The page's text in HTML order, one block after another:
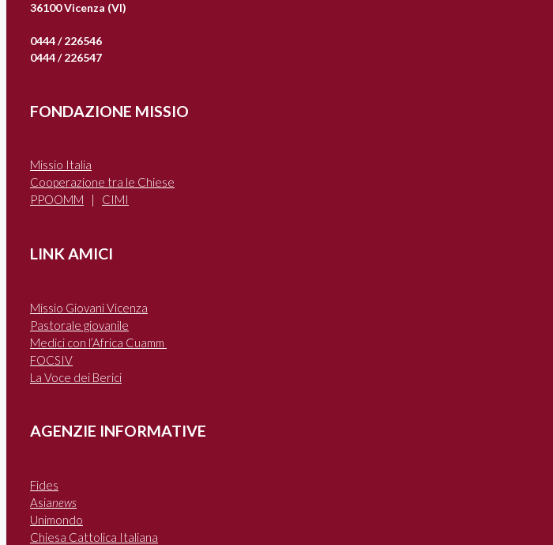
36100 Vicenza (VI)
0444 / 226546
0444 / 226547
FONDAZIONE MISSIO
Missio Italia
Cooperazione tra le Chiese
PPOOMM
CIMI
LINK AMICI
Missio Giovani Vicenza
Pastorale giovanile
Medici con l’Africa Cuamm
FOCSIV
La Voce dei Berici
AGENZIE INFORMATIVE
Fides
Asianews
Unimondo
Chiesa Cattolica Italiana